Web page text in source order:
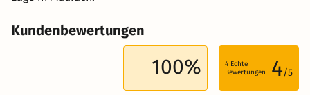
Kundenbewertungen
100% 4 Echte
Bewertungen
4/5